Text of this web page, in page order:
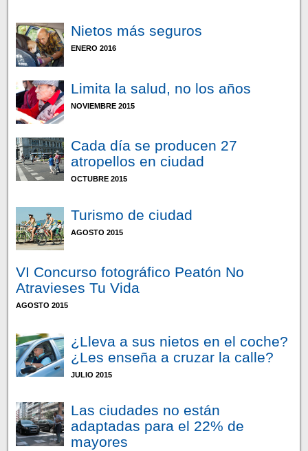
Nietos más seguros
ENERO 2016
Limita la salud, no los años
NOVIEMBRE 2015
Cada día se producen 27
atropellos en ciudad
OCTUBRE 2015
Turismo de ciudad
AGOSTO 2015
VI Concurso fotográfico Peatón No
Atravieses Tu Vida
AGOSTO 2015
¿Lleva a sus nietos en el coche?
¿Les enseña a cruzar la calle?
JULIO 2015
Las ciudades no están
adaptadas para el 22% de
mayores